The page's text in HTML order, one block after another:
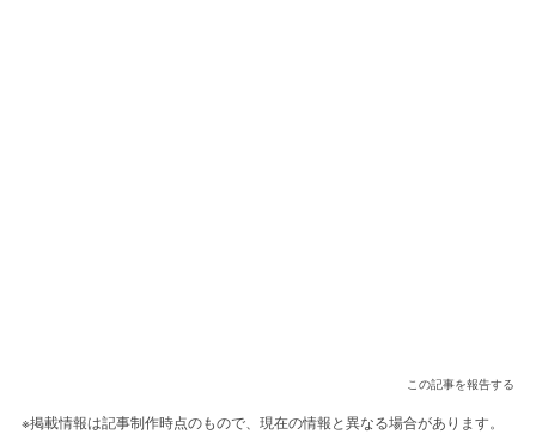
この記事を報告する
※掲載情報は記事制作時点のもので、現在の情報と異なる場合があります。